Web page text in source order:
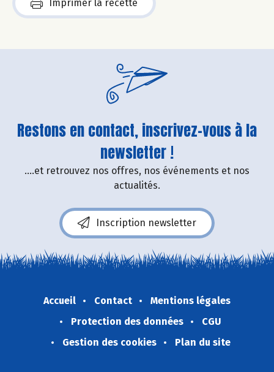
Imprimer la recette
Restons en contact, inscrivez-vous à la
newsletter !
....et retrouvez nos offres, nos événements et nos
actualités.
Inscription newsletter
Accueil Contact
Mentions légales
Protection des données
CGU
Gestion des cookies
Plan du site